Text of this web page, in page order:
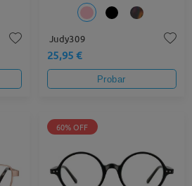
Judy309
25,95 €
Probar
60% OFF